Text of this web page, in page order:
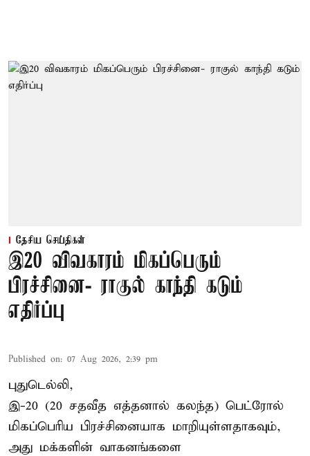
தேசிய செய்திகள்
இ20 விவகாரம் மிகப்பெரும்
பிரச்சினை- ராகுல் காந்தி கடும்
எதிர்ப்பு
Published on: 07 Aug 2026, 2:39 pm
புதுடெல்லி,
இ-20 (20 சதவீத எத்தனால் கலந்த) பெட்ரோல்
மிகப்பெரிய பிரச்சினையாக மாறியுள்ளதாகவும்,
அது மக்களின் வாகனங்களை